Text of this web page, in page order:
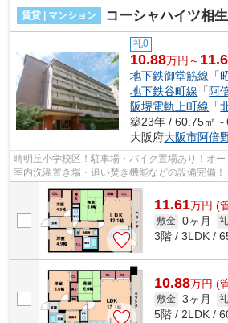
賃貸 | マンション コーシャハイツ相
礼0
10.88万円～
地下鉄御堂筋線 「
地下鉄谷町線 「 阿
阪堺電軌上町線 「
築23年 / 60.75㎡
大阪府大阪市阿倍
晴明丘小学校区！駐車場・バイク置場あり！オー
室内洗濯置き場・追い焚き機能などの設備完備！ 阪堺電気軌道上町線・北畠
駅や大阪メトロ御堂筋線・昭和町駅...
11.61万円 (
敷金 0ヶ月
3階 / 3LDK /
10.88万円 (
敷金 3ヶ月
5階 / 2LDK /